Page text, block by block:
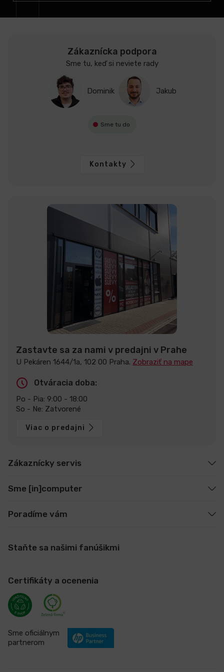
Zákaznícka podpora
Sme tu, keď si neviete rady
Dominik Jakub
Sme tu do
Kontakty
Zastavte sa za nami v predajni v Prahe
U Pekáren 1644/1a, 102 00 Praha. Zobraziť na mape
Otváracia doba:
Po - Pia: 9:00 - 18:00
So - Ne: Zatvorené
Viac o predajni
Zákaznícky servis
Sme [in]computer
Poradíme vám
Staňte sa našimi fanúšikmi
Certifikáty a ocenenia
Sme oficiálnym
partnerom